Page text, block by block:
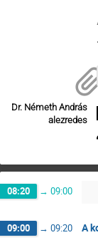
Dr. Németh András
alezredes
08:20 → 09:00
09:00 → 09:20 A